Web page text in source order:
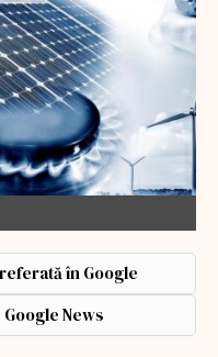
în Google
News